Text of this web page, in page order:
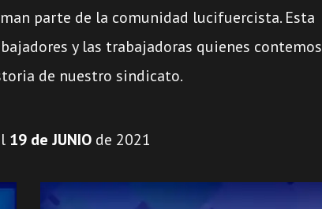
parte de la comunidad lucifuercista. Esta
y las trabajadoras quienes contemos
de nuestro sindicato.
19 de JUNIO de 2021